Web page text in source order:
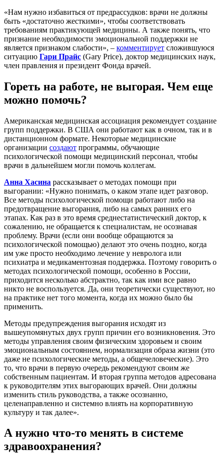
«Нам нужно избавиться от предрассудков: врачи не должны
быть «достаточно жесткими», чтобы соответствовать
требованиям практикующей медицины. А также понять, что
признание необходимости эмоциональной поддержки не
является признаком слабости», – комментирует сложившуюся
ситуацию Гари Прайс (Gary Price), доктор медицинских наук,
член правления и президент Фонда врачей.
Гореть на работе, не выгорая. Чем еще
можно помочь?
Американская медицинская ассоциация рекомендует создание
групп поддержки. В США они работают как в очном, так и в
дистанционном формате. Некоторые медицинские
организации создают программы, обучающие
психологической помощи медицинский персонал, чтобы
врачи в дальнейшем могли помочь коллегам.
Анна Хасина рассказывает о методах помощи при
выгорании: «Нужно понимать, о каком этапе идет разговор.
Все методы психологической помощи работают либо на
предотвращение выгорания, либо на самых ранних его
этапах. Как раз в это время среднестатистический доктор, к
сожалению, не обращается к специалистам, не осознавая
проблему. Врачи (если они вообще обращаются за
психологической помощью) делают это очень поздно, когда
им уже просто необходимо лечение у невролога или
психиатра и медикаментозная поддержка. Поэтому говорить о
методах психологической помощи, особенно в России,
приходится несколько абстрактно, так как ими все равно
никто не воспользуется. Да, они теоретически существуют, но
на практике нет того момента, когда их можно было бы
применить.
Методы предупреждения выгорания исходят из
вышеупомянутых двух групп причин его возникновения. Это
методы управления своим физическим здоровьем и своим
эмоциональным состоянием, нормализация образа жизни (это
даже не психологические методы, а общечеловеческие). Это
то, что врачи в первую очередь рекомендуют своим же
собственным пациентам. И вторая группа методов адресована
к руководителям этих выгорающих врачей. Они должны
изменить стиль руководства, а также осознанно,
целенаправленно и системно влиять на корпоративную
культуру и так далее».
А нужно что-то менять в системе
здравоохранения?